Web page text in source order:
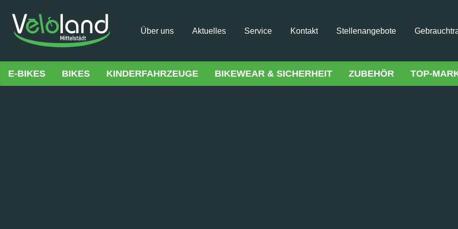
Über uns Aktuelles Service Kontakt Stellenangebote
E-BIKES BIKES KINDERFAHRZEUGE BIKEWEAR & SICHERHEIT ZUBEHÖR TOP-